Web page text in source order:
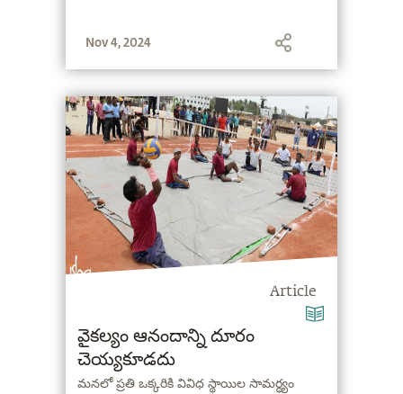
Nov 4, 2024
Article
వైకల్యం ఆనందాన్ని దూరం
చెయ్యకూడదు
మనలో ప్రతి ఒక్కరికి వివిధ స్థాయిల సామర్ధ్యం